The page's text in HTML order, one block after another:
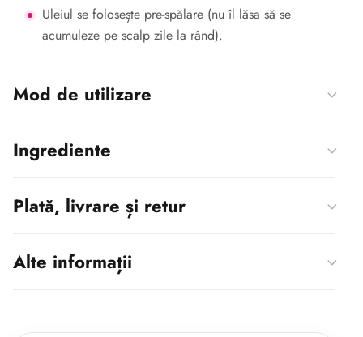
Uleiul se folosește pre-spălare (nu îl lăsa să se
acumuleze pe scalp zile la rând).
Mod de utilizare
Ingrediente
Plată, livrare și retur
Alte informații